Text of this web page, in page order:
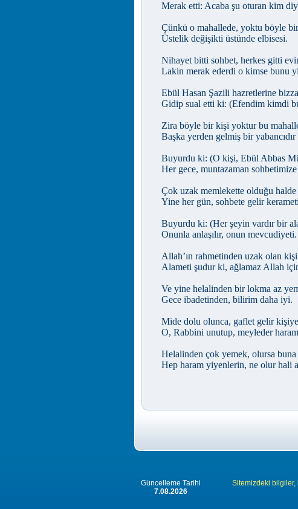
Merak etti: Acaba şu oturan kim
Çünkü o mahallede, yoktu böyle
Üstelik değişikti üstünde elbisesi.
Nihayet bitti sohbet, herkes gitti
Lakin merak ederdi o kimse bunu
Ebül Hasan Şazili hazretlerine
Gidip sual etti ki: (Efendim kimdi
Zira böyle bir kişi yoktur bu
Başka yerden gelmiş bir
Buyurdu ki: (O kişi, Ebül Abbas
Her gece, muntazaman
Çok uzak memlekette olduğu
Yine her gün, sohbete gelir
Buyurdu ki: (Her şeyin vardır bir
Onunla anlaşılır, onun mevcudiyeti.
Allah’ın rahmetinden uzak olan
Alameti şudur ki, ağlamaz Allah
Ve yine helalinden bir lokma az
Gece ibadetinden, bilirim daha iyi.
Mide dolu olunca, gaflet gelir
O, Rabbini unutup, meyleder
Helalinden çok yemek, olursa buna
Hep haram yiyenlerin, ne olur hali
Güncelleme Tarihi
7.08.2026
Sitemizdeki bilgiler,